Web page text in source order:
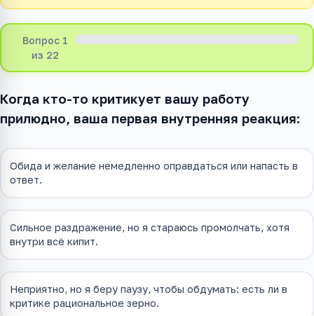
Вопрос 1
из 22
Когда кто-то критикует вашу работу
прилюдно, ваша первая внутренняя реакция:
Обида и желание немедленно оправдаться или напасть в
ответ.
Сильное раздражение, но я стараюсь промолчать, хотя
внутри всё кипит.
Неприятно, но я беру паузу, чтобы обдумать: есть ли в
критике рациональное зерно.